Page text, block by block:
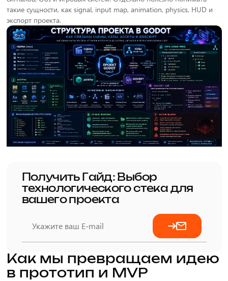
такие сущности, как signal, input map, animation, physics, HUD и
экспорт проекта.
Получить Гайд: Выбор
технологического стека для
вашего проекта
Как мы превращаем идею
в прототип и MVP